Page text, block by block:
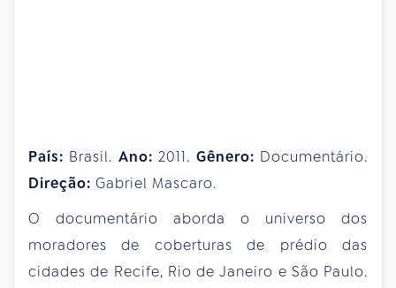
País: Brasil. Ano:2011. Gênero: Documentário.
Direção: Gabriel Mascaro.
O documentário aborda o universo dos
moradores de coberturas de prédio das
cidades de Recife, Rio de Janeiro e São Paulo.